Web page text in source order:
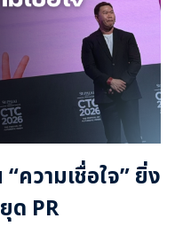
ความเชื่อใจ” ยิ่ง
ด PR